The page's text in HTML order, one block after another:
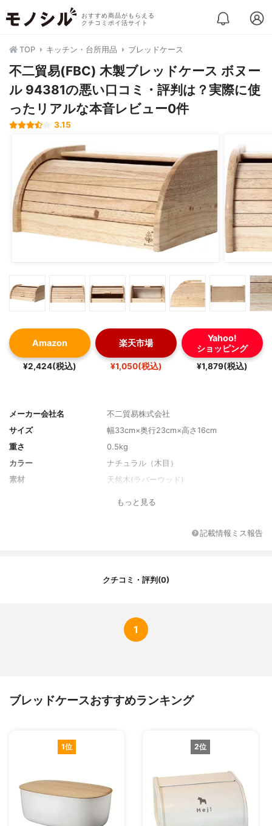
おすすめ商品がもらえる
クチコミポイ活サイト
TOP キッチン・台所用品 ブレッドケース
不二貿易(FBC) 木製ブレッドケース ボヌー
ル 94381の悪い口コミ・評判は？実際に使
ったリアルな本音レビュー0件
3.15
Amazon
¥2,424(税込)
楽天市場
¥1,050(税込)
Yahoo!
ショッピング
¥1,879(税込)
メーカー会社名
不二貿易株式会社
サイズ
幅33cm×奥行23cm×高さ16cm
重さ
0.5kg
カラー
ナチュラル（木目）
素材
天然木(ラバーウッド)
ロールアップ
もっと見る
記載情報ミス報告
クチコミ・評判(0)
1
ブレッドケースおすすめランキング
1位 2位